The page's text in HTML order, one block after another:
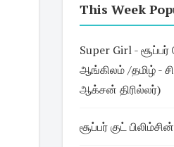
This Week
Super Girl -
ஆங்கிலம் /தமிழ் -
ஆக்சன் திரில்லர்)
சூப்பர் குட்